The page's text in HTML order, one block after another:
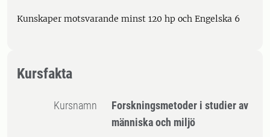
Kunskaper motsvarande minst 120 hp och Engelska 6
Kursfakta
Kursnamn
Forskningsmetoder i studier av
människa och miljö